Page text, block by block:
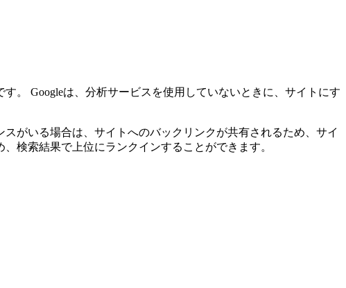
。 Googleは、分析サービスを使用していないときに、サイトにす
がいる場合は、サイトへのバックリンクが共有されるため、サイ
検索結果で上位にランクインすることができます。